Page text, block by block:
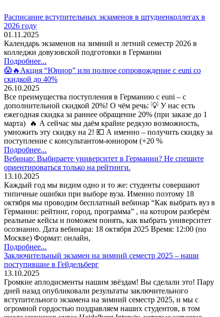
Расписание вступительных экзаменов в штудиенколлегах в
2026 году
01.11.2025
Календарь экзаменов на зимний и летний семестр 2026 в
колледжи довузовской подготовки в Германии
Подробнее...
😱🔥Акция “Юниор” или полное сопровождение с euni со
скидкой до 40%
26.10.2025
Все преимущества поступления в Германию с euni – с
дополнительной скидкой 20%! О чём речь: 💡 У нас есть
ежегодная скидка за раннее обращение 20% (при заказе до 1
марта) 🔥 А сейчас мы даём крайне редкую возможность,
умножить эту скидку на 2! 💶 А именно – получить скидку за
поступление с консультантом-юниором (+20 %
Подробнее...
Вебинар: Выбираете университет в Германии? Не спешите
ориентироваться только на рейтинги.
13.10.2025
Каждый год мы видим одно и то же: студенты совершают
типичные ошибки при выборе вуза. Именно поэтому 18
октября мы проводим бесплатный вебинар “Как выбрать вуз в
Германии: рейтинг, город, программа” , на котором разберём
реальные кейсы и поможем понять, как выбрать университет
осознанно. Дата вебинара: 18 октября 2025 Время: 12:00 (по
Москве) Формат: онлайн,
Подробнее...
Заключительный экзамен на зимний семестр 2025 – наши
поступившие в Гейдельберг
13.10.2025
Громкие аплодисменты нашим звёздам! Вы сделали это! Пару
дней назад опубликовали результаты заключительного
вступительного экзамена на зимний семестр 2025, и мы с
огромной гордостью поздравляем наших студентов, в том